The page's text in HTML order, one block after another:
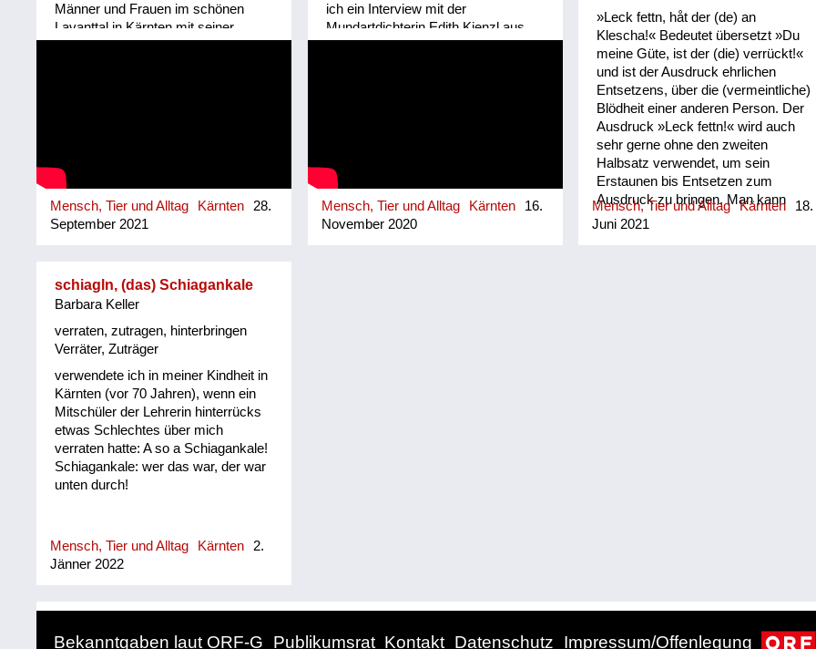
Männer und Frauen im schönen
Lavanttal in Kärnten mit seiner
Mensch, Tier und Alltag Kärnten
28.
September 2021
ich ein Interview mit der
Mundartdichterin Edith Kienzl aus
Mensch, Tier und Alltag Kärnten
16.
November 2020
»Leck fettn, håt der (de) an
Klescha!« Bedeutet übersetzt »Du
meine Güte, ist der (die) verrückt!«
und ist der Ausdruck ehrlichen
Entsetzens, über die (vermeintliche)
Blödheit einer anderen Person. Der
Ausdruck »Leck fettn!« wird auch
sehr gerne ohne den zweiten
Halbsatz verwendet, um sein
Erstaunen bis Entsetzen zum
Ausdruck zu bringen. Man kann
sagen, das Kärntnerische »Leck
Mensch, Tier und Alltag Kärnten
18.
Juni 2021
schiagln, (das) Schiagankale
Barbara Keller
verraten, zutragen, hinterbringen
Verräter, Zuträger
verwendete ich in meiner Kindheit in
Kärnten (vor 70 Jahren), wenn ein
Mitschüler der Lehrerin hinterrücks
etwas Schlechtes über mich
verraten hatte: A so a Schiagankale!
Schiagankale: wer das war, der war
unten durch!
Mensch, Tier und Alltag Kärnten
2.
Jänner 2022
Bekanntgaben laut ORF-G Publikumsrat Kontakt Datenschutz Impressum/Offenlegung